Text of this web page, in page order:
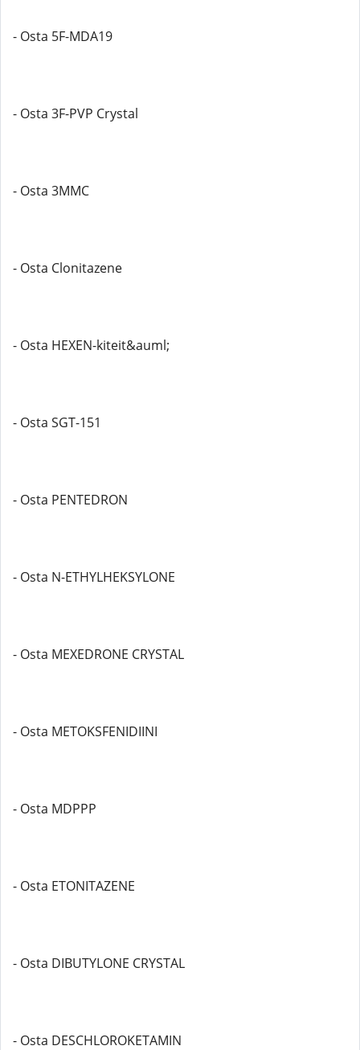
- Osta 5F-MDA19
- Osta 3F-PVP Crystal
- Osta 3MMC
- Osta Clonitazene
- Osta HEXEN-kiteit&auml;
- Osta SGT-151
- Osta PENTEDRON
- Osta N-ETHYLHEKSYLONE
- Osta MEXEDRONE CRYSTAL
- Osta METOKSFENIDIINI
- Osta MDPPP
- Osta ETONITAZENE
- Osta DIBUTYLONE CRYSTAL
- Osta DESCHLOROKETAMIN